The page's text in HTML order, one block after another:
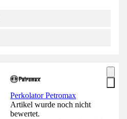
Perkolator Petromax
Artikel wurde noch nicht
bewertet.